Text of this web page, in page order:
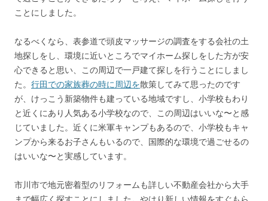
ことにしました。
なるべくなら、表参道で頭皮マッサージの調査をする会社の土
地探しをし、環境に近いところでマイホーム探しをした方が安
心できると思い、この周辺で一戸建て探しを行うことにしまし
た。 行田での家族葬の時に周辺を散策してみて思ったのです
が、けっこう新築物件も建っている地域ですし、小学校もわり
と近くにあり人気ある小学校なので、この周辺はいいな〜と感
じていました。近くに米軍キャンプもあるので、小学校もキャ
ンプから来るお子さんもいるので、国際的な環境で過ごせるの
はいいな〜と実感しています。
市川市で地元密着型のリフォームも詳しい不動産会社から大手